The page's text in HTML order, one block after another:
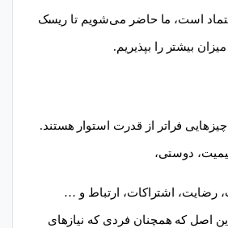
است، ما حاضر می‌شویم تا ریسک
بیشتر را بپذیریم.
چیزهایی فراتر از قدرت استوار هستند.
دوستی،
رضایت، اشتراکات، ارتباط و …
اصل که همچنان فردی که نیازهای